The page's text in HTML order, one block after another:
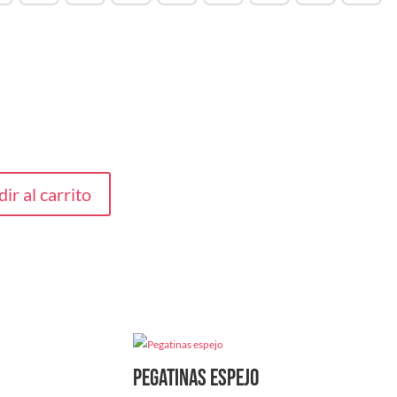
al carrito
Pegatinas espejo